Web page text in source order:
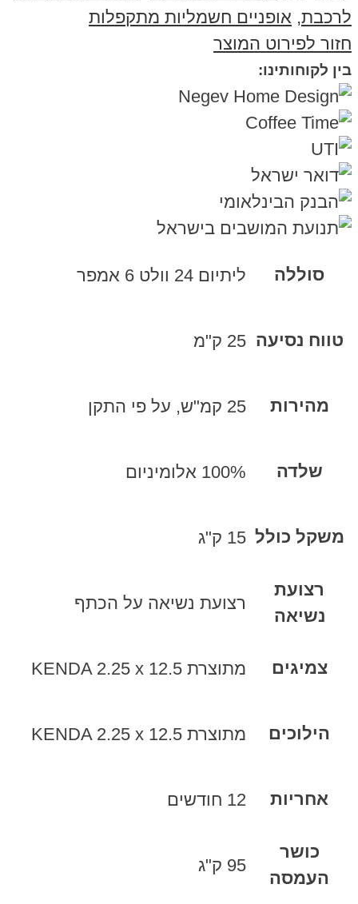
לרכבת, אופניים חשמליות מתקפלות
חזור לפירוט המוצר
בין לקוחותינו:
סוללה ליתיום 24 וולט 6 אמפר
טווח נסיעה 25 ק"מ
מהירות 25 קמ"ש, על פי התקן
שלדה 100% אלומיניום
משקל כולל 15 ק"ג
רצועת
נשיאה
רצועת נשיאה על הכתף
צמיגים מתוצרת KENDA 2.25 x 12.5
הילוכים מתוצרת KENDA 2.25 x 12.5
אחריות 12 חודשים
כושר
העמסה
95 ק"ג